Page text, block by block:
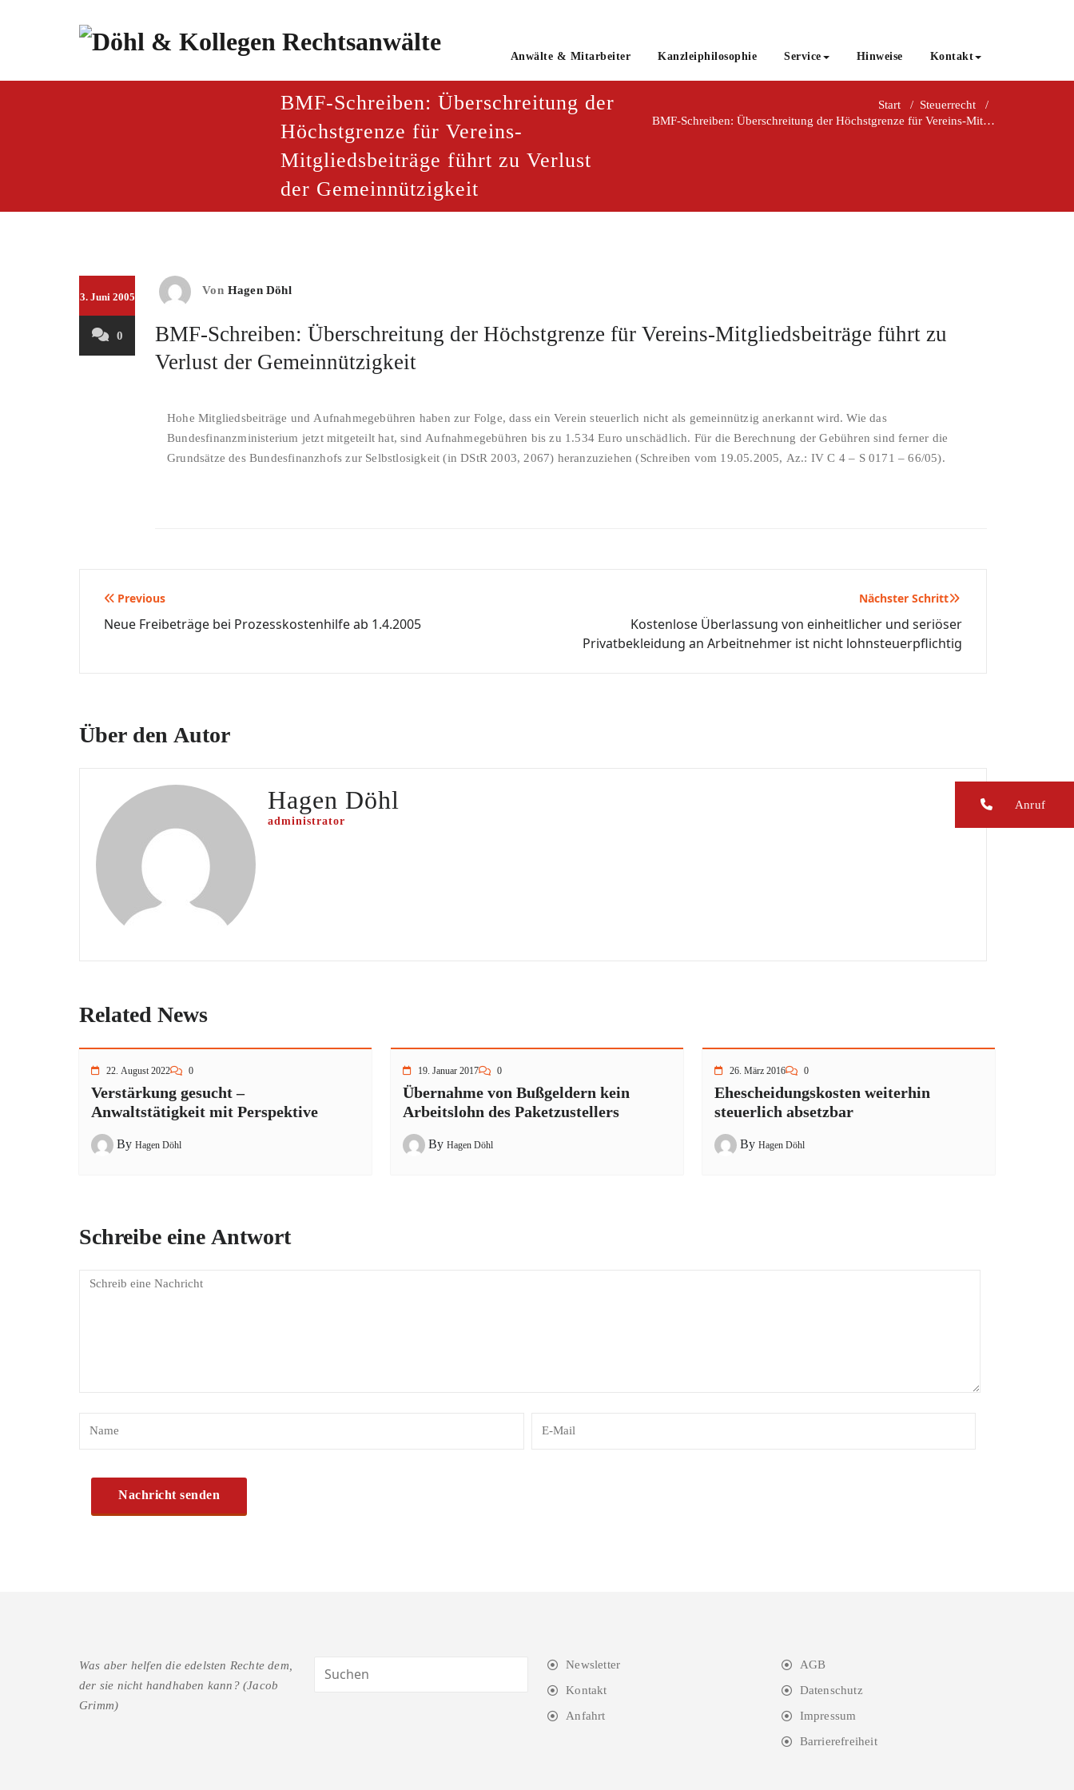
paragraf.info Anwälte & Mitarbeiter Kanzleiphilosophie Service Hinweise Kontakt
BMF-Schreiben: Überschreitung der
Höchstgrenze für Vereins-
Mitgliedsbeiträge führt zu Verlust
der Gemeinnützigkeit
Start / Steuerrecht /
BMF-Schreiben: Überschreitung der Höchstgrenze für Vereins-Mitgliedsbeiträge
3. Juni 2005
0
Von Hagen Döhl
BMF-Schreiben: Überschreitung der Höchstgrenze für Vereins-Mitgliedsbeiträge führt zu
Verlust der Gemeinnützigkeit
Hohe Mitgliedsbeiträge und Aufnahmegebühren haben zur Folge, dass ein Verein steuerlich nicht als gemeinnützig anerkannt wird. Wie das
Bundesfinanzministerium jetzt mitgeteilt hat, sind Aufnahmegebühren bis zu 1.534 Euro unschädlich. Für die Berechnung der Gebühren sind ferner die
Grundsätze des Bundesfinanzhofs zur Selbstlosigkeit (in DStR 2003, 2067) heranzuziehen (Schreiben vom 19.05.2005, Az.: IV C 4 – S 0171 – 66/05).
Beitragsnavigation
Previous
Neue Freibeträge bei Prozesskostenhilfe ab 1.4.2005
Nächster Schritt
Kostenlose Überlassung von einheitlicher und seriöser
Privatbekleidung an Arbeitnehmer ist nicht lohnsteuerpflichtig
Über den Autor
Hagen Döhl
administrator
Related News
22. August 2022 0
Verstärkung gesucht –
Anwaltstätigkeit mit Perspektive
By Hagen Döhl
19. Januar 2017 0
Übernahme von Bußgeldern kein
Arbeitslohn des Paketzustellers
By Hagen Döhl
26. März 2016 0
Ehescheidungskosten weiterhin
steuerlich absetzbar
By Hagen Döhl
Schreibe eine Antwort
Was aber helfen die edelsten Rechte dem,
der sie nicht handhaben kann? (Jacob
Grimm)
Newsletter
Kontakt
Anfahrt
AGB
Datenschutz
Impressum
Barrierefreiheit
Anruf